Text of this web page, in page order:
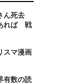
ん死去
れば 戦
スマ漫画
有数の読